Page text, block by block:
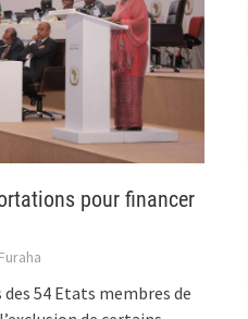
pour financer
54 Etats membres de